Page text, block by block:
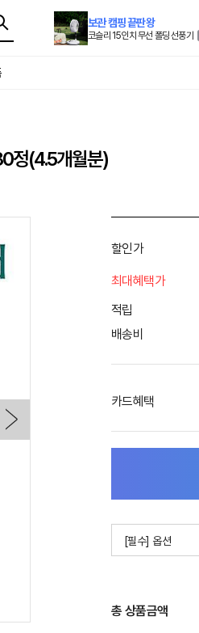
보관 캠핑 끝판왕
코슬리 15인치 무선 폴딩 선풍기
정(4.5개월분)
할인가
최대혜택가
적립
배송비
카드혜택
[필수] 옵션
총 상품금액